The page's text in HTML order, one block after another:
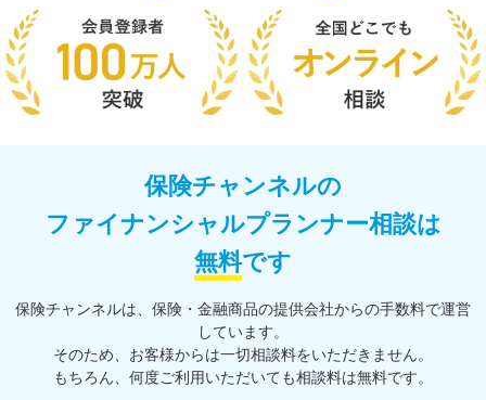
保険チャンネルの
ファイナンシャルプランナー相談は
無料です
保険チャンネルは、保険・⾦融商品の提供会社からの⼿数料で運営
しています。
そのため、お客様からは一切相談料をいただきません。
もちろん、何度ご利⽤いただいても相談料は無料です。